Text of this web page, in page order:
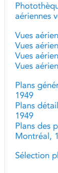
aériennes
Vues
Vues
Vues
Vues
Plans
1949
Plans
1949
Plans des
Montréal,
Sélection